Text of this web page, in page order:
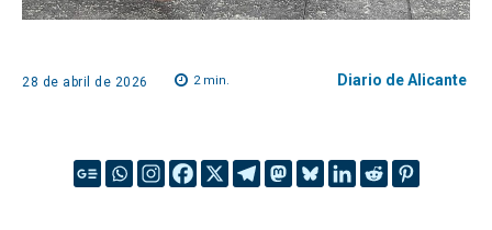
28 de abril de 2026 2min. Diario de Alicante